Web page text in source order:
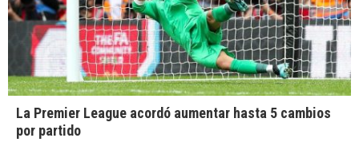
La Premier League acordó aumentar hasta 5 cambios
por partido